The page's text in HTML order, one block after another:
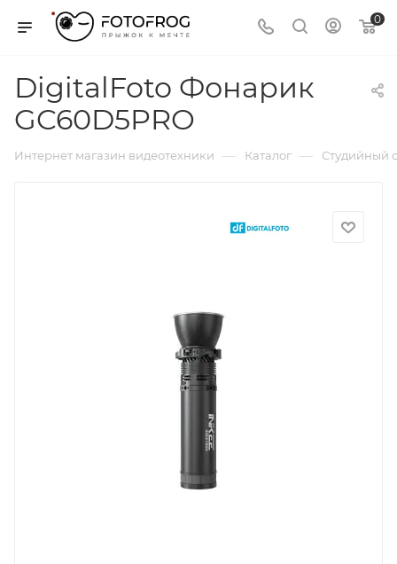
0
DigitalFoto Фонарик
GC60D5PRO
Интернет магазин видеотехники — Каталог — Студийный